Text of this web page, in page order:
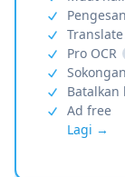
Pro OCR
Batalkan
Ad free
Lagi →